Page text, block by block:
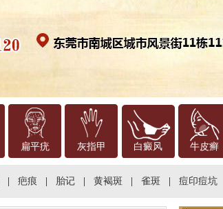
扁平疣 灰指甲 白癜风 牛皮癣
疤痕 胎记 黄褐斑 雀斑 痘印痘坑